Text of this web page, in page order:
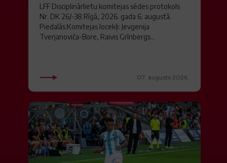
LFF Disciplinārlietu komitejas sēdes protokols
Nr. DK 26/-38 Rīgā, 2026. gada 6. augustā.
Piedalās:Komitejas locekļi: Jevgenija
Tverjanoviča-Bore, Raivis Grīnbergs...
07. augusts 2026.